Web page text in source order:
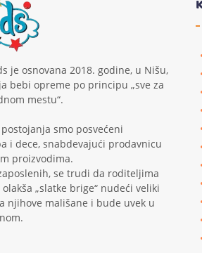
je osnovana 2018. godine, u Nišu,
bebi opreme po principu „sve za
mestu“.
smo posvećeni
i dece, snabdevajući prodavnicu
proizvodima.
se trudi da roditeljima
„slatke brige“ nudeći veliki
njihove mališane i bude uvek u